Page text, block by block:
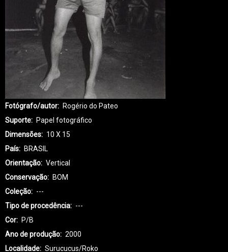
Fotógrafo/autor
Rogério do Pateo
Suporte
Papel fotográfico
Dimensões
10 X 15
País
BRASIL
Orientação
Vertical
Conservação
BOM
Coleção
---
Tipo de procedência
---
Cor
P/B
Ano de produção
2000
Localidade
Surucucus/Roko